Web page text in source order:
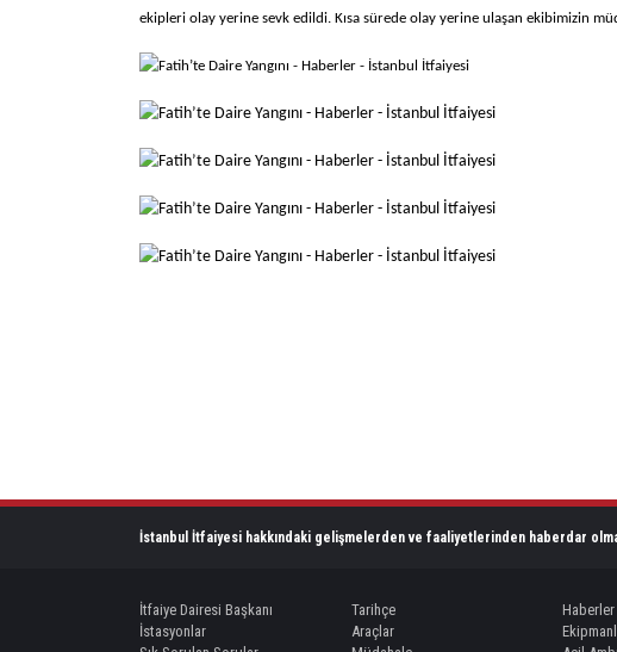
ekipleri olay yerine sevk edildi. Kısa sürede olay yerine ulaşan ekibimizin
İstanbul İtfaiyesi hakkındaki gelişmelerden ve faaliyetlerinden haberdar
İtfaiye Dairesi Başkanı Tarihçe Haberler
İstasyonlar
Araçlar